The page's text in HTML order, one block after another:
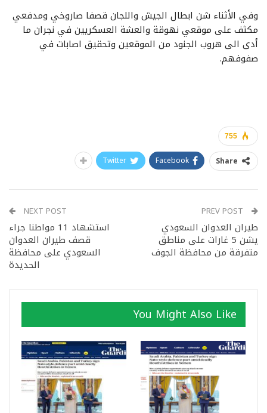
وفي الأثناء شن ابطال الجيش واللجان قصفا صاروخي ومدفعي
مكثف على موقعي نهوقة والعشة العسكريين في نجران ما
أدى الى هروب الجنود من الموقعين وتحقيق اصابات في
صفوفهم.
755
Share
Facebook
Twitter
طيران العدوان السعودي
يشن 5 غارات على مناطق
متفرقة من محافظة الجوف
NEXT POST
استشهاد 11 مواطنا جراء
قصف طيران العدوان
السعودي على محافظة
الحديدة
You Might Also Like